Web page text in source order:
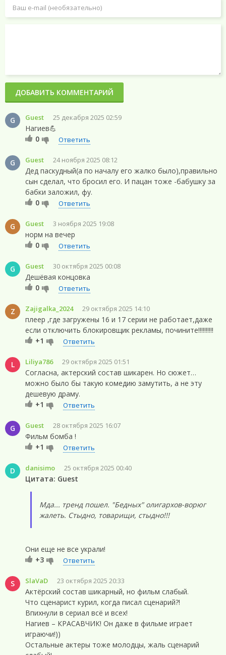
G Guest 25 декабря 2025 02:59
Нагиев💪
0
Ответить
G Guest 24 ноября 2025 08:12
Дед паскудный(а по началу его жалко было),правильно
сын сделал, что бросил его. И пацан тоже -бабушку за
бабки заложил, фу.
0
Ответить
G Guest 3 ноября 2025 19:08
норм на вечер
0
Ответить
G Guest 30 октября 2025 00:08
Дешёвая концовка
0
Ответить
Z Zajigalka_2024 29 октября 2025 14:10
плеер ,где загружены 16 и 17 серии не работает,даже
если отключить блокировщик рекламы, почините!!!!!!!!!!
+1
Ответить
L Liliya786 29 октября 2025 01:51
Согласна, актерский состав шикарен. Но сюжет…
можно было бы такую комедию замутить, а не эту
дешевую драму.
+1
Ответить
G Guest 28 октября 2025 16:07
Фильм бомба !
+1
Ответить
D danisimo 25 октября 2025 00:40
Цитата: Guest
Мда... тренд пошел. "Бедных" олигархов-ворюг
жалеть. Стыдно, товарищи, стыдно!!!
Они еще не все украли!
+3
Ответить
S SlaVaD 23 октября 2025 20:33
Актёрский состав шикарный, но фильм слабый.
Что сценарист курил, когда писал сценарий?!
Впихнули в сериал всё и всех!
Нагиев – КРАСАВЧИК! Он даже в фильме играет
играючи!))
Остальные актеры тоже молодцы, жаль сценарий
ДОБАВИТЬ КОММЕНТАРИЙ